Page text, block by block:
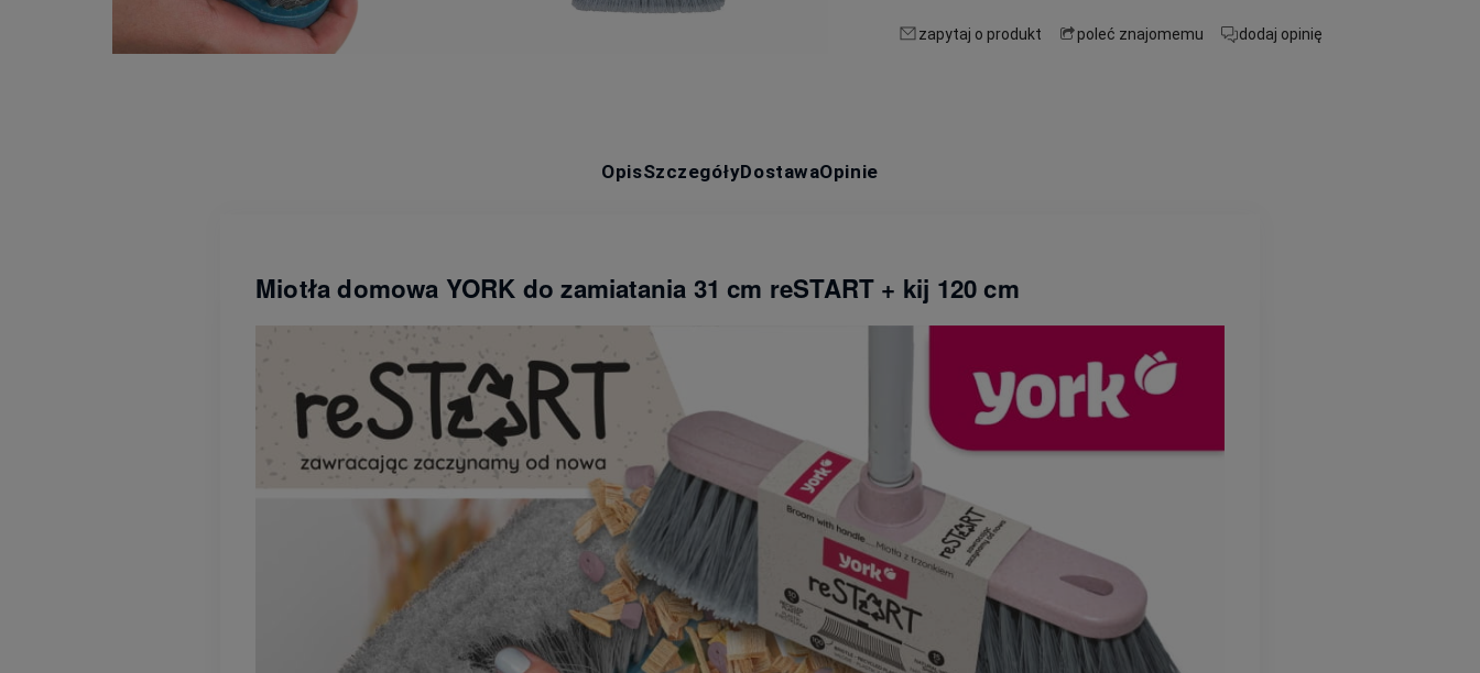
zapytaj o produkt poleć znajomemu dodaj opinię
OpisSzczegółyDostawaOpinie
Miotła domowa YORK do zamiatania 31 cm reSTART + kij 120 cm